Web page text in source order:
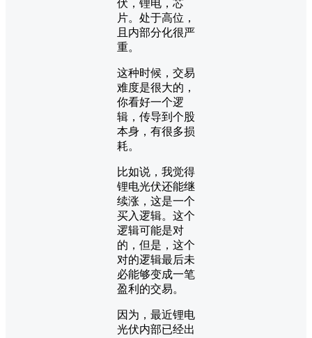
伏，锂电，芯
片。处于高位，
且内部分化很严
重。
这种时候，交易
难度是很大的，
你看好一个逻
辑，传导到个股
本身，有很多损
耗。
比如说，我觉得
锂电光伏还能继
续涨，这是一个
买入逻辑。这个
逻辑可能是对
的，但是，这个
对的逻辑最后未
必能够变成一笔
盈利的交易。
因为，最近锂电
光伏内部已经出